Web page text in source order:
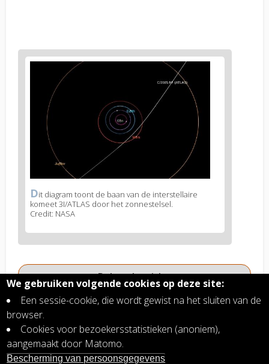
image
News
image
legend
1
Dit diagram toont de baan van de interstellaire
komeet 3I/ATLAS door het zonnestelsel.
Credit: NASA
Related articles
Gegevens Rosetta-missie tonen aan dat
kometen organisch materiaal bevatten dat
De veroudering van kometen door kosmische
stralen
We gebruiken volgende cookies op deze site:
Een sessie-cookie, die wordt gewist na het sluiten van de
browser.
Cookies voor bezoekersstatistieken (anoniem),
aangemaakt door Matomo.
Bescherming van persoonsgegevens